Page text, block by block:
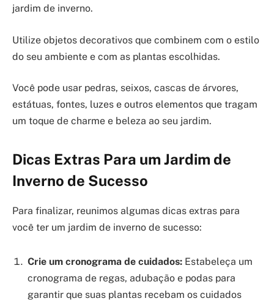
jardim de inverno.
Utilize objetos decorativos que combinem com o estilo
do seu ambiente e com as plantas escolhidas.
Você pode usar pedras, seixos, cascas de árvores,
estátuas, fontes, luzes e outros elementos que tragam
um toque de charme e beleza ao seu jardim.
Dicas Extras Para um Jardim de
Inverno de Sucesso
Para finalizar, reunimos algumas dicas extras para
você ter um jardim de inverno de sucesso:
Crie um cronograma de cuidados: Estabeleça um
cronograma de regas, adubação e podas para
garantir que suas plantas recebam os cuidados